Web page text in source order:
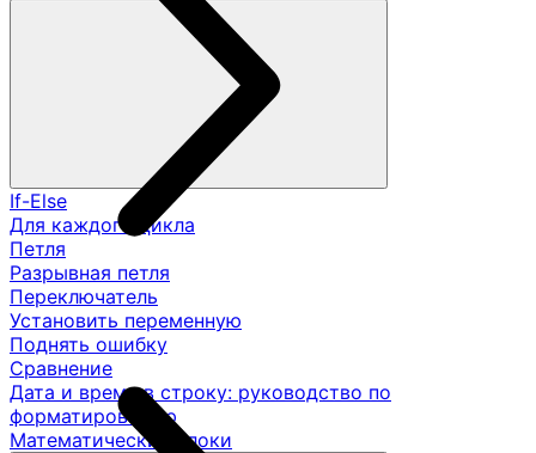
If-Else
Для каждого цикла
Петля
Разрывная петля
Переключатель
Установить переменную
Поднять ошибку
Сравнение
Дата и время в строку: руководство по
форматированию
Математические блоки